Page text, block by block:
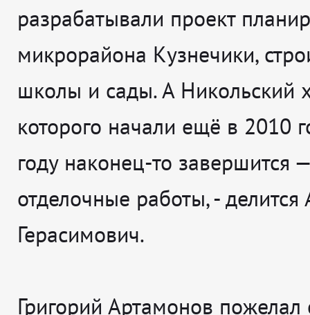
разрабатывали проект
микрорайона Кузнечики,
школы и сады. А Никольский
которого начали ещё в 2010
году наконец-то завершится
отделочные работы, - делится
Герасимович.
Григорий Артамонов пожелал